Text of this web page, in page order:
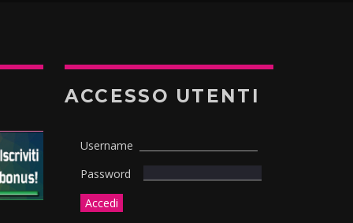
ACCESSO UTENTI
Username
Password